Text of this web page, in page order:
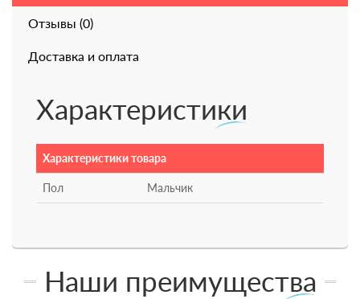
Отзывы (0)
Доставка и оплата
Характеристики
Характеристики товара
Пол Мальчик
Наши преимущества